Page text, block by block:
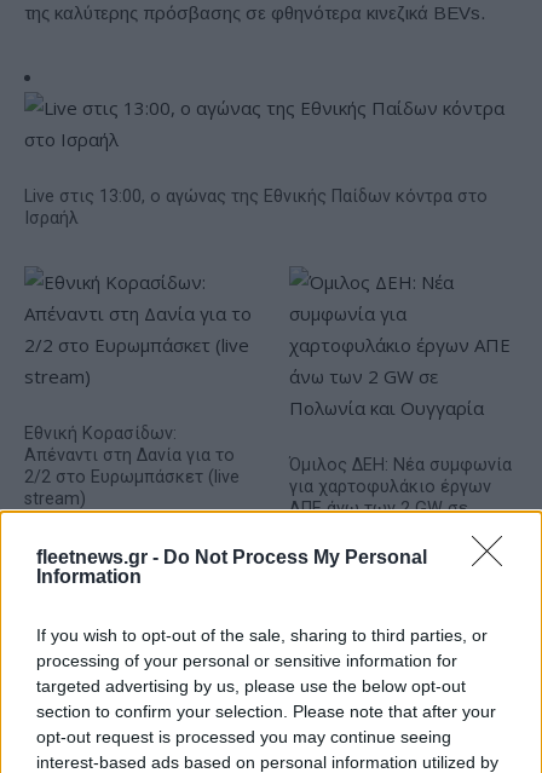
fleetnews.gr - Do Not Process My Personal
Information
If you wish to opt-out of the sale, sharing to third parties, or
processing of your personal or sensitive information for
targeted advertising by us, please use the below opt-out
section to confirm your selection. Please note that after your
opt-out request is processed you may continue seeing
interest-based ads based on personal information utilized by
της καλύτερης πρόσβασης σε φθηνότερα κινεζικά BEVs.
Live στις 13:00, ο αγώνας της Εθνικής Παίδων κόντρα στο
Ισραήλ
Εθνική Κορασίδων:
Απέναντι στη Δανία για το
2/2 στο Ευρωμπάσκετ (live
stream)
Όμιλος ΔΕΗ: Νέα συμφωνία
για χαρτοφυλάκιο έργων
ΑΠΕ άνω των 2 GW σε
Fourlis: Συμφωνία για την πώληση συμμετοχής στο Sofia
South Ring Mall έναντι 49,35 εκατ. ευρώ